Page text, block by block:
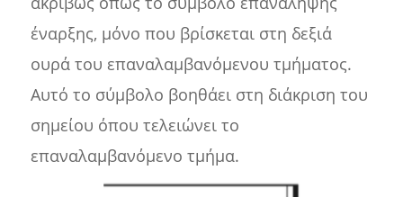
έναρξης, μόνο που βρίσκεται στη δεξιά
ουρά του επαναλαμβανόμενου τμήματος.
Αυτό το σύμβολο βοηθάει στη διάκριση του
σημείου όπου τελειώνει το
επαναλαμβανόμενο τμήμα.